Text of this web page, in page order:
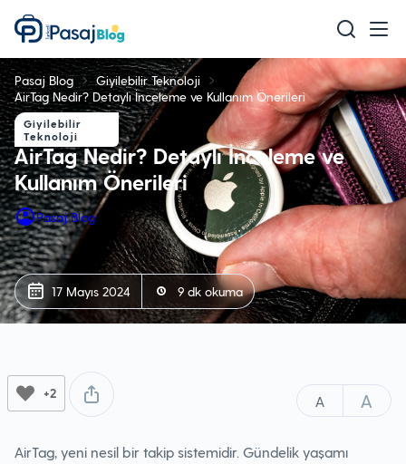
Teknoloji
Mobil
Oyun
Sağlık & Bakım
Ev & Yaşam
Akıllı Ev
Eğitim
Pasaj Blog
Giyilebilir Teknoloji
AirTag Nedir? Detaylı İnceleme ve Kullanım Önerileri
Giyilebilir
Teknoloji
AirTag Nedir? Detaylı İnceleme ve
Kullanım Önerileri
Pasaj Blog
17 Mayıs 2024 9 dk okuma
+2 A A
AirTag, yeni nesil bir takip sistemidir. Gündelik yaşamı